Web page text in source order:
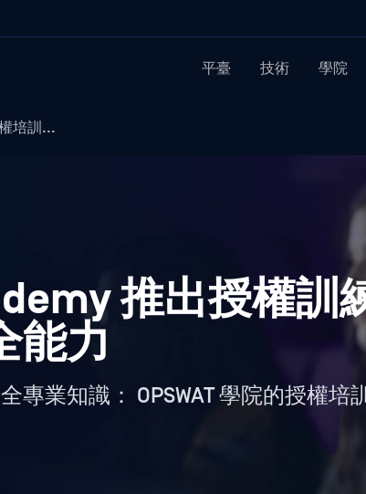
平臺 技術 學院
培訓...
推出授權
能力
專業知識： OPSWAT 學院的授權培